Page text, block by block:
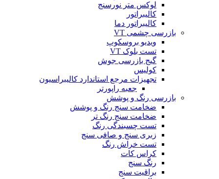
لوکس متر نورسنج
کالیبراتور
کالیبراتور دما
بازرسی چشمی VT
ویدیو بروسکوپ
تست بلوک VT
گیج بازرسی جوش
کولیس
تجهیزات مرجع استاندارد کالیبراسیون
جعبه راپورتر
بازرسی رنگ و پوشش
ضخامت سنج رنگ و پوشش
ضخامت سنج رنگ تر
تست چسبندگی رنگ
زبری سنج و صافی سنج
تست خراش رنگ
کراس کات
رنگ سنج
براقیت سنج